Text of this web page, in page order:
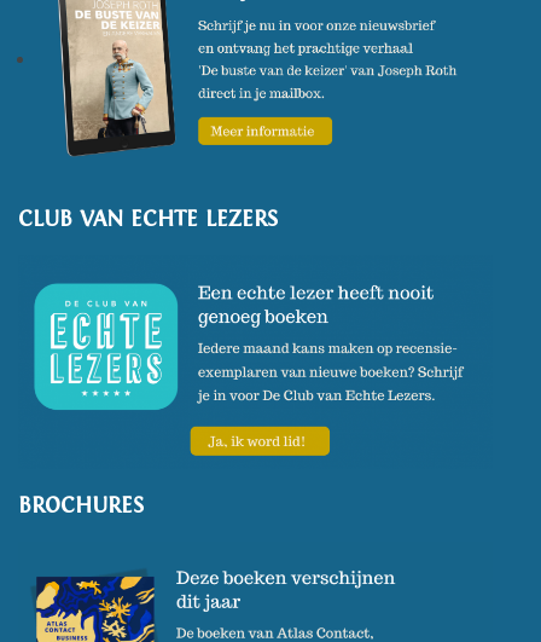
Literatuurprijs en in 2011 de
Inktaap, beiden met zijn
bekendste werk
Kleine dagen.
Dat werd door de jury
omschreven als "een stilistisch
van een getijdenboek met
vertaalde onder meer het
klassieke toneelstukAlcestis, in
de bewerking van Ted Hughes,
en zijn theatertekst
uit 2013 werd bekroond met de
dichtbundelNaar het grasin
2018, in 2020 de bundel
CLUB VAN ECHTE LEZERS
BROCHURES